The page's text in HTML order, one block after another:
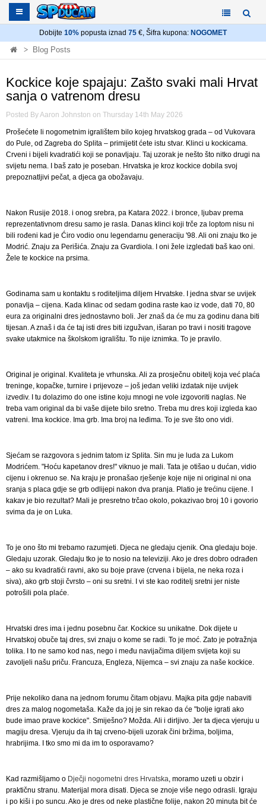
Dobijte 10% popusta iznad 75 €, Šifra kupona: NOGOMET
Blog Posts
dresu
Kockice koje spajaju: Zašto svaki mali Hrvat
sanja o vatrenom dresu
Posted By Aaron Johnston on Thursday 14th May 2026
Prošećete li nogometnim igralištem bilo kojeg hrvatskog grada – od Vukovara
do Pule, od Zagreba do Splita – primijetit ćete istu stvar. Klinci u kockicama.
Crveni i bijeli kvadratići koji se ponavljaju. Taj uzorak je nešto što nitko drugi na
svijetu nema. I baš zato je poseban. Hrvatska je kroz kockice dobila svoj
prepoznatljivi pečat, a djeca ga obožavaju.
Nakon Rusije 2018. i onog srebra, pa Katara 2022. i bronce, ljubav prema
reprezentativnom dresu samo je rasla. Danas klinci koji trče za loptom nisu ni
bili rođeni kad je Ćiro vodio onu legendarnu generaciju '98. Ali oni znaju tko je
Modrić. Znaju za Perišića. Znaju za Gvardiola. I oni žele izgledati baš kao oni.
Žele te kockice na prsima.
Godinama sam u kontaktu s roditeljima diljem Hrvatske. I jedna stvar se uvijek
ponavlja – cijena. Kada klinac od sedam godina raste kao iz vode, dati 70, 80
eura za originalni dres jednostavno boli. Jer znaš da će mu za godinu dana biti
tijesan. A znaš i da će taj isti dres biti izgužvan, išaran po travi i nositi tragove
svake utakmice na školskom igralištu. To nije iznimka. To je pravilo.
Original je original. Kvaliteta je vrhunska. Ali za prosječnu obitelj koja već plaća
treninge, kopačke, turnire i prijevoze – još jedan veliki izdatak nije uvijek
izvediv. I tu dolazimo do one istine koju mnogi ne vole izgovoriti naglas. Ne
treba vam original da bi vaše dijete bilo sretno. Treba mu dres koji izgleda kao
vatreni. Ima kockice. Ima grb. Ima broj na leđima. To je sve što ono vidi.
Sjećam se razgovora s jednim tatom iz Splita. Sin mu je luda za Lukom
Modrićem. "Hoću kapetanov dres!" viknuo je mali. Tata je otišao u dućan, vidio
cijenu i okrenuo se. Na kraju je pronašao rješenje koje nije ni original ni ona
sranja s placa gdje se grb odlijepi nakon dva pranja. Platio je trećinu cijene. I
kakav je bio rezultat? Mali je presretno trčao okolo, pokazivao broj 10 i govorio
svima da je on Luka.
To je ono što mi trebamo razumjeti. Djeca ne gledaju cjenik. Ona gledaju boje.
Gledaju uzorak. Gledaju tko je to nosio na televiziji. Ako je dres dobro odrađen
– ako su kvadratići ravni, ako su boje prave (crvena i bijela, ne neka roza i
siva), ako grb stoji čvrsto – oni su sretni. I vi ste kao roditelj sretni jer niste
potrošili pola plaće.
Hrvatski dres ima i jednu posebnu čar. Kockice su unikatne. Dok dijete u
Hrvatskoj obuče taj dres, svi znaju o kome se radi. To je moć. Zato je potražnja
tolika. I to ne samo kod nas, nego i među navijačima diljem svijeta koji su
zavoljeli našu priču. Francuza, Engleza, Nijemca – svi znaju za naše kockice.
Prije nekoliko dana na jednom forumu čitam objavu. Majka pita gdje nabaviti
dres za malog nogometaša. Kaže da joj je sin rekao da će "bolje igrati ako
bude imao prave kockice". Smiješno? Možda. Ali i dirljivo. Jer ta djeca vjeruju u
magiju dresa. Vjeruju da ih taj crveno-bijeli uzorak čini bržima, boljima,
hrabrijima. I tko smo mi da im to osporavamo?
Kad razmišljamo o Dječji nogometni dres Hrvatska, moramo uzeti u obzir i
praktičnu stranu. Materijal mora disati. Djeca se znoje više nego odrasli. Igraju
i po kiši i po suncu. Ako je dres od neke plastične folije, nakon 20 minuta bit će